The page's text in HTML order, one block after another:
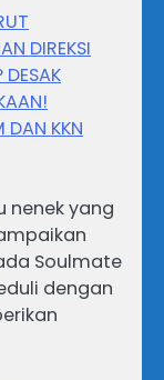
DIREKSI
DESAK
DAN KKN
nenek yang
Soulmate
dengan